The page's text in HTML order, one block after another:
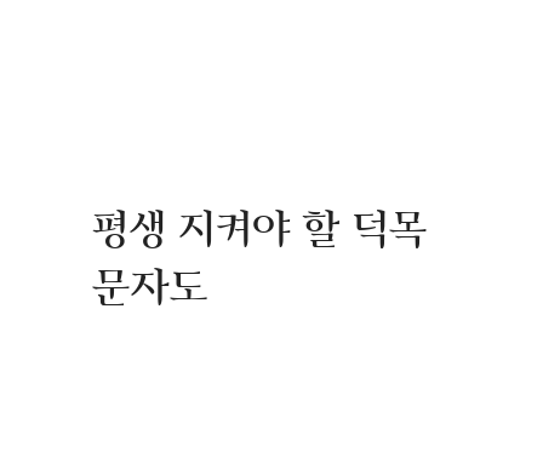
평생 지켜야 할 덕목
문자도